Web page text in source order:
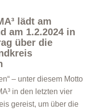
lädt am
am 1.2.2024 in
über die
– unter diesem Motto
in den letzten vier
gereist, um über die